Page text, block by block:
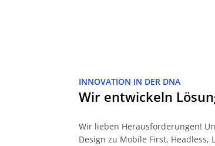
INNOVATION IN DER DNA
Wir entwickeln
Wir lieben Herausforderungen!
Design zu Mobile First,